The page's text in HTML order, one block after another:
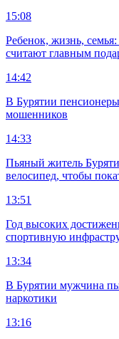
15:08
Ребенок, жизнь,
считают главным
14:42
В Бурятии
мошенников
14:33
Пьяный житель
велосипед, чтобы
13:51
Год высоких
спортивную
13:34
В Бурятии мужчина
наркотики
13:16